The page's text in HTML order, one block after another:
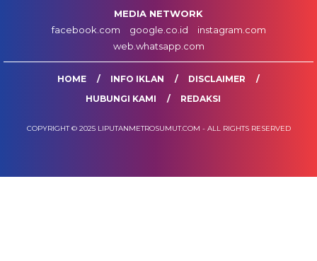
MEDIA NETWORK
facebook.com
google.co.id
instagram.com
web.whatsapp.com
HOME INFO IKLAN
DISCLAIMER
HUBUNGI KAMI
REDAKSI
COPYRIGHT © 2025 LIPUTANMETROSUMUT.COM - ALL RIGHTS RESERVED